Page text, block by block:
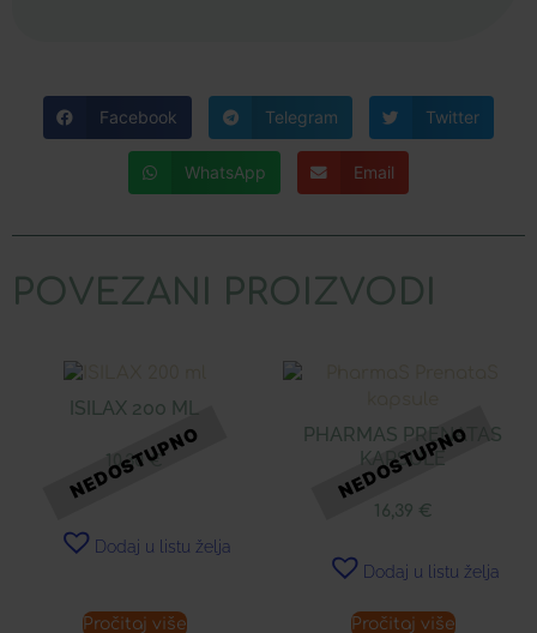
Facebook Telegram Twitter
WhatsApp Email
POVEZANI PROIZVODI
ISILAX 200 ML
10,30€
Dodaj u listu želja
Pročitaj više
PHARMAS PRENATAS
KAPSULE
16,39 €
Dodaj u listu želja
Pročitaj više